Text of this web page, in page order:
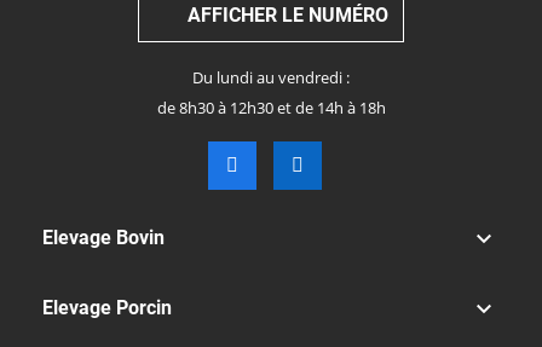
AFFICHER LE NUMÉRO
Du lundi au vendredi :
de 8h30 à 12h30 et de 14h à 18h
Elevage Bovin 
Elevage Porcin 